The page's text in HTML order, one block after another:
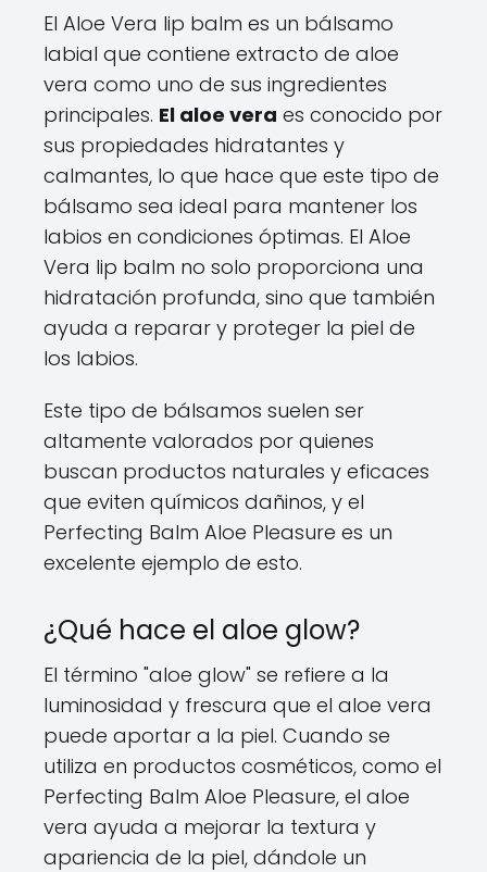
El Aloe Vera lip balm es un bálsamo
labial que contiene extracto de aloe
vera como uno de sus ingredientes
principales. El aloe vera es conocido por
sus propiedades hidratantes y
calmantes, lo que hace que este tipo de
bálsamo sea ideal para mantener los
labios en condiciones óptimas. El Aloe
Vera lip balm no solo proporciona una
hidratación profunda, sino que también
ayuda a reparar y proteger la piel de
los labios.
Este tipo de bálsamos suelen ser
altamente valorados por quienes
buscan productos naturales y eficaces
que eviten químicos dañinos, y el
Perfecting Balm Aloe Pleasure es un
excelente ejemplo de esto.
¿Qué hace el aloe glow?
El término "aloe glow" se refiere a la
luminosidad y frescura que el aloe vera
puede aportar a la piel. Cuando se
utiliza en productos cosméticos, como el
Perfecting Balm Aloe Pleasure, el aloe
vera ayuda a mejorar la textura y
apariencia de la piel, dándole un